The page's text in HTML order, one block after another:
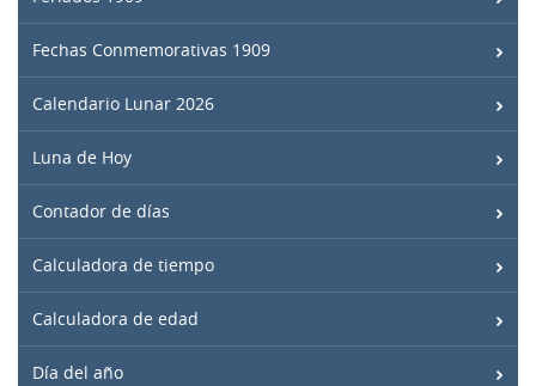
Fechas Conmemorativas 1909
Calendario Lunar 2026
Luna de Hoy
Contador de días
Calculadora de tiempo
Calculadora de edad
Día del año